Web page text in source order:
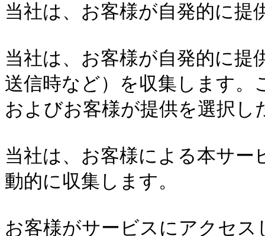
当社は、お客様が自発的に
当社は、お客様が自発的に
送信時など）を収集します
およびお客様が提供を選択
当社は、お客様による本サ
動的に収集します。
お客様がサービスにアクセ